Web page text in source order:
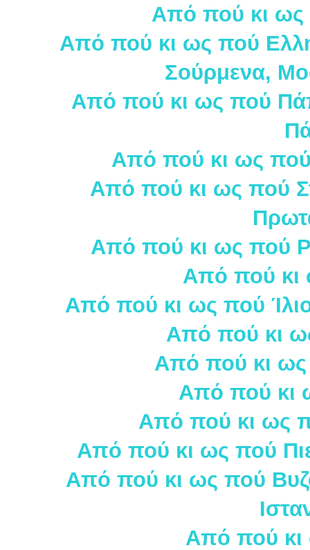
Από πού κι ως
Από πού κι ως πού
Σούρμενα,
Από πού κι ως πού
Από πού κι ως
Από πού κι ως πού
Από πού κι ως πού
Από πού
Από πού κι ως πού
Από πού κι
Από πού κι
Από πού κι
Από πού κι ως
Από πού κι ως πού
Από πού κι ως πού
Από πού